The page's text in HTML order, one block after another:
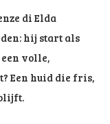
di Elda
hij start als
volle,
Een huid die fris,